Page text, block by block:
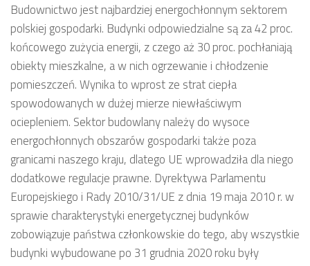
Budownictwo jest najbardziej energochłonnym sektorem
polskiej gospodarki. Budynki odpowiedzialne są za 42 proc.
końcowego zużycia energii, z czego aż 30 proc. pochłaniają
obiekty mieszkalne, a w nich ogrzewanie i chłodzenie
pomieszczeń. Wynika to wprost ze strat ciepła
spowodowanych w dużej mierze niewłaściwym
ociepleniem. Sektor budowlany należy do wysoce
energochłonnych obszarów gospodarki także poza
granicami naszego kraju, dlatego UE wprowadziła dla niego
dodatkowe regulacje prawne. Dyrektywa Parlamentu
Europejskiego i Rady 2010/31/UE z dnia 19 maja 2010 r. w
sprawie charakterystyki energetycznej budynków
zobowiązuje państwa członkowskie do tego, aby wszystkie
budynki wybudowane po 31 grudnia 2020 roku były